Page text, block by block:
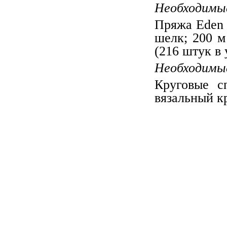
Пряжа Eden
шелк; 200
(216 штук в
Круговые
вязальный